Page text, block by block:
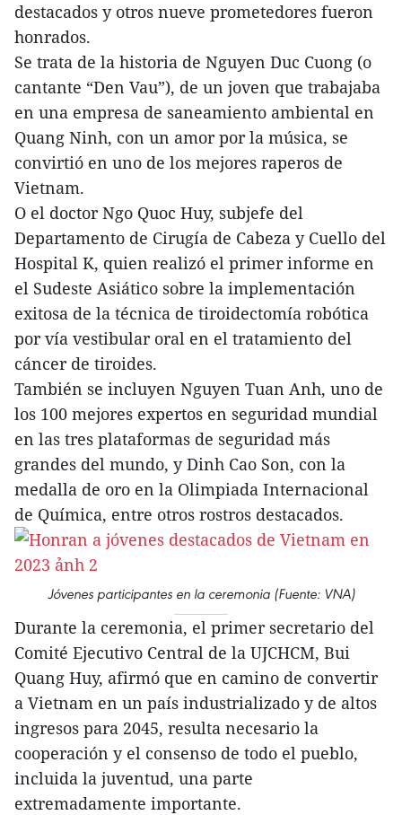
destacados y otros nueve prometedores fueron
honrados.
Se trata de la historia de Nguyen Duc Cuong (o
cantante “Den Vau”), de un joven que trabajaba
en una empresa de saneamiento ambiental en
Quang Ninh, con un amor por la música, se
convirtió en uno de los mejores raperos de
Vietnam.
O el doctor Ngo Quoc Huy, subjefe del
Departamento de Cirugía de Cabeza y Cuello del
Hospital K, quien realizó el primer informe en
el Sudeste Asiático sobre la implementación
exitosa de la técnica de tiroidectomía robótica
por vía vestibular oral en el tratamiento del
cáncer de tiroides.
También se incluyen Nguyen Tuan Anh, uno de
los 100 mejores expertos en seguridad mundial
en las tres plataformas de seguridad más
grandes del mundo, y Dinh Cao Son, con la
medalla de oro en la Olimpiada Internacional
de Química, entre otros rostros destacados.
Jóvenes participantes en la ceremonia (Fuente: VNA)
Durante la ceremonia, el primer secretario del
Comité Ejecutivo Central de la UJCHCM, Bui
Quang Huy, afirmó que en camino de convertir
a Vietnam en un país industrializado y de altos
ingresos para 2045, resulta necesario la
cooperación y el consenso de todo el pueblo,
incluida la juventud, una parte
extremadamente importante.